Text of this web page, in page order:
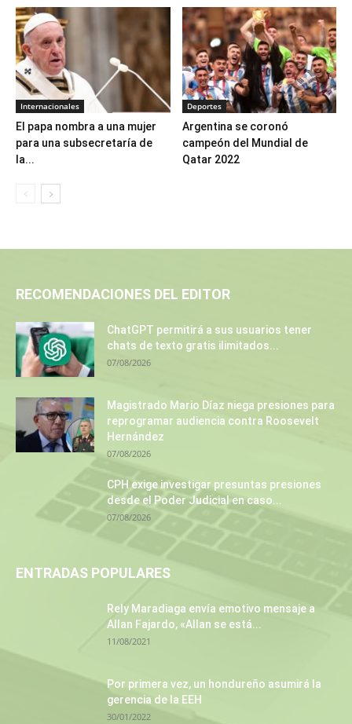
Internacionales
El papa nombra a una mujer
para una subsecretaría de
la...
Deportes
Argentina se coronó
campeón del Mundial de
Qatar 2022
RECOMENDACIONES DEL EDITOR
ChatGPT permitirá a sus usuarios tener
chats de texto gratis ilimitados...
07/08/2026
Magistrado Mario Díaz niega presiones para
reprogramar audiencia contra Roosevelt
Hernández
07/08/2026
CPH exige investigar presuntas presiones
desde el Poder Judicial en caso...
07/08/2026
ENTRADAS POPULARES
Rely Maradiaga envía emotivo mensaje a
Allan Fajardo, «Allan se está...
11/08/2021
Por primera vez, un hondureño asumirá la
gerencia de la EEH
30/01/2022